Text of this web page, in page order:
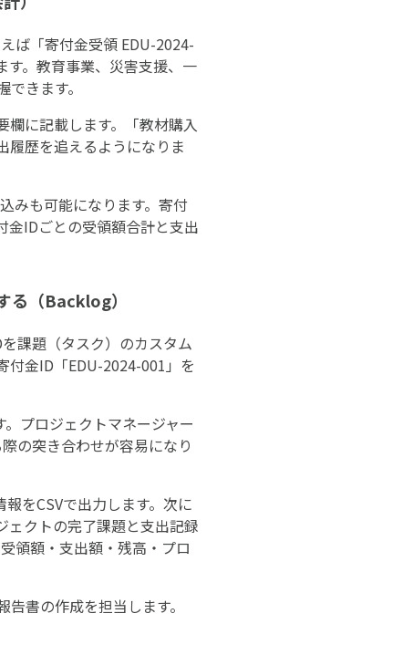
ば「寄付金受領 EDU-2024-
す。教育事業、災害支援、一
きます。
に記載します。「教材購入
履歴を追えるようになりま
みも可能になります。寄付
金IDごとの受領額合計と支出
る（Backlog）
課題（タスク）のカスタム
付金ID「EDU-2024-001」を
プロジェクトマネージャー
の突き合わせが容易になり
をCSVで出力します。次に
ェクトの完了課題と支出記録
領額・支出額・残高・プロ
書の作成を担当します。